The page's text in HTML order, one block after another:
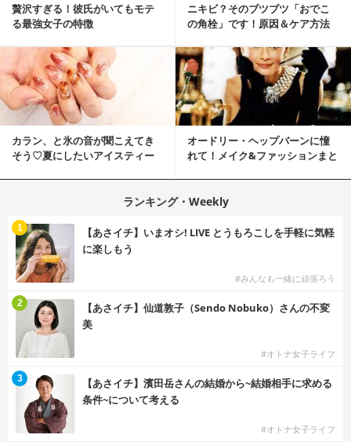
贅沢すぎる！彼氏がいてもモテ
る最強女子の特徴
ニキビ？そのブツブツ「おでこ
の角栓」です！原因＆ケア方法
カラン、と氷の音が聞こえてき
そう♡夏にしたいアイスティー
オードリー・ヘップバーンに憧
れて！メイク&ファッションまと
ランキング・Weekly
【あさイチ】いまオシ! LIVE とうもろこしを手軽に気軽
に楽しもう
#みんなも一緒に頑張ろう
1
【あさイチ】仙道敦子（Sendo Nobuko）さんの不変
美
#オトナ女子ライフ
2
【あさイチ】濱田岳さんの結婚から~結婚相手に求める
条件~について考える
#オトナ女子ライフ
3